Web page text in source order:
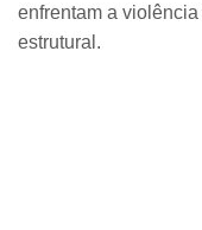
enfrentam a
estrutural.